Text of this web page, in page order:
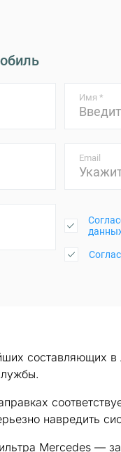
Имя *
Email
составляющих в
навредить
Mercedes —